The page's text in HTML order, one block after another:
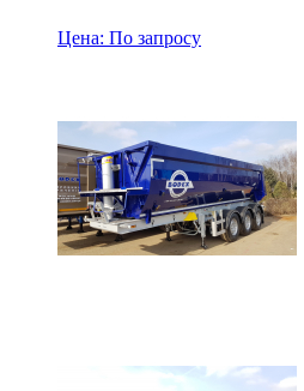
Цена: По запросу